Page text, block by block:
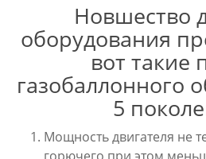
Новшество
оборудования
вот такие
газобаллонного
5
Мощность двигателя не